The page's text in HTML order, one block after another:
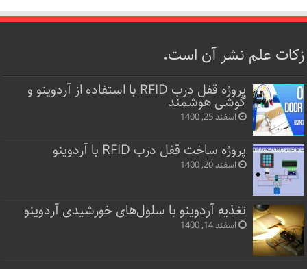
زکات علم نشر آن است.
پروژه قفل‌ درب RFID با استفاده از آردوینو و
گوشی هوشمند
اسفند 25, 1400
پروژه ساخت قفل‌ درب RFID با آردوینو
اسفند 20, 1400
تغذیه آردوینو با سلول‌های خورشیدی آردوینو
اسفند 14, 1400